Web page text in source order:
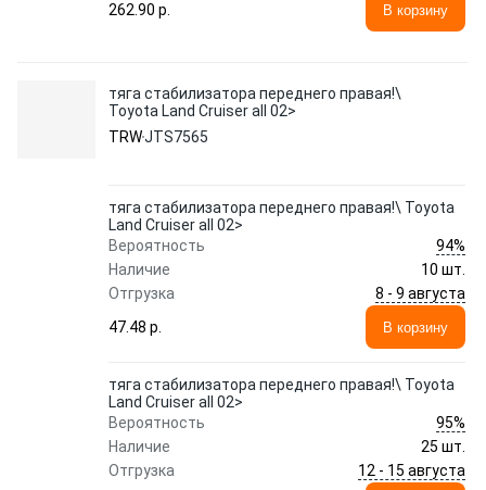
262.90 p.
В корзину
тяга стабилизатора переднего правая!\
Toyota Land Cruiser all 02>
TRWJTS7565
тяга стабилизатора переднего правая!\ Toyota
Land Cruiser all 02>
Вероятность
94%
Наличие
10 шт.
Отгрузка
8 - 9 августа
47.48 p.
В корзину
тяга стабилизатора переднего правая!\ Toyota
Land Cruiser all 02>
Вероятность
95%
Наличие
25 шт.
Отгрузка
12 - 15 августа